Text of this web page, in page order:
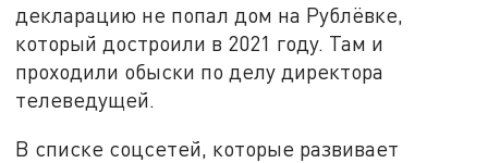
декларацию не попал дом на Рублёвке,
который достроили в 2021 году. Там и
проходили обыски по делу директора
телеведущей.
В списке соцсетей, которые развивает